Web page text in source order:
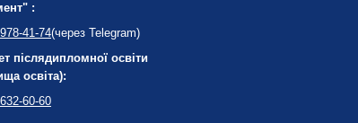
:
41-74(через Telegram)
післядипломної освіти
освіта):
60-60